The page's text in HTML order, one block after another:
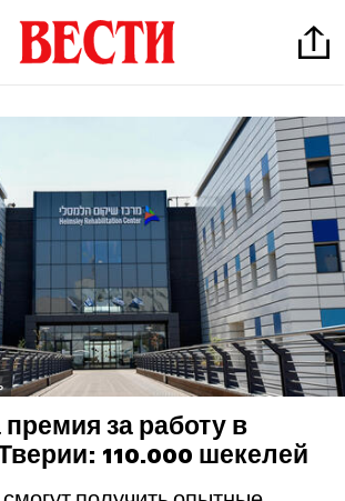
за работу в
110.000 шекелей